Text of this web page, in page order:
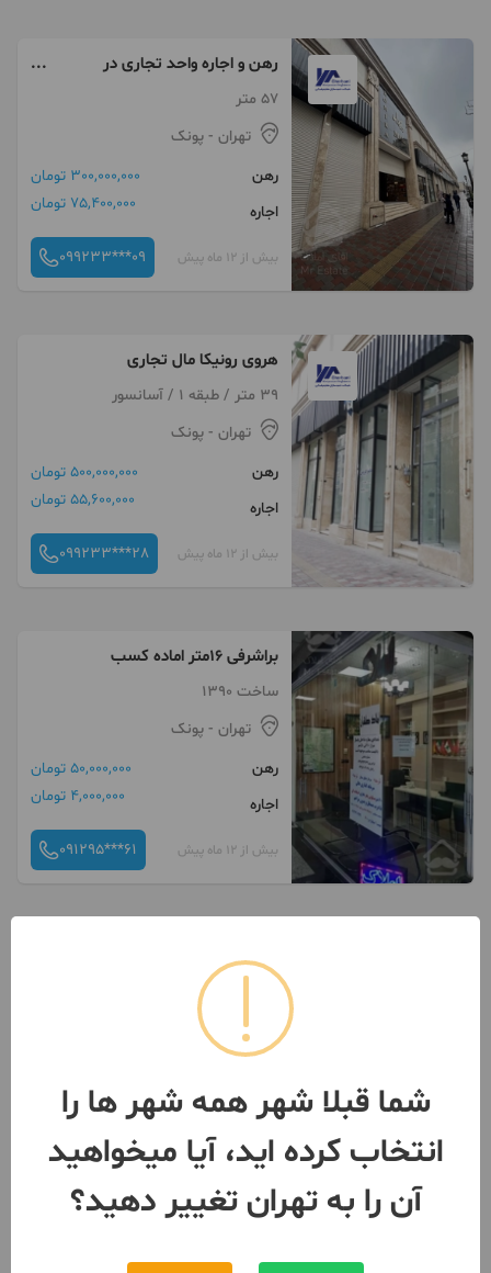
رهن و اجاره واحد تجاری در
رونیکامال هروی
57 متر
تهران - پونک
رهن
300,000,000 تومان
اجاره
75,400,000 تومان
بیش از 12 ماه پیش 099233***09
هروی رونیکا مال تجاری
39 متر / طبقه 1 / آسانسور
تهران - پونک
رهن
500,000,000 تومان
اجاره
55,600,000 تومان
بیش از 12 ماه پیش 099233***28
براشرفی ۱۶متر اماده کسب
ساخت 1390
تهران - پونک
رهن
50,000,000 تومان
اجاره
4,000,000 تومان
بیش از 12 ماه پیش 091295***61
تهران
- پونک
اجاره
3,000,000 تومان
بیش از 12 ماه پیش 091295***61
شما قبلا شهر همه شهر ها را
انتخاب کرده اید، آیا میخواهید
آن را به تهران تغییر دهید؟